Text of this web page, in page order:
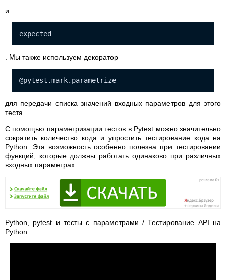
и
expected
. Мы также используем декоратор
@pytest.mark.parametrize
для передачи списка значений входных параметров для этого
теста.
С помощью параметризации тестов в Pytest можно значительно
сократить количество кода и упростить тестирование кода на
Python. Эта возможность особенно полезна при тестировании
функций, которые должны работать одинаково при различных
входных параметрах.
Python, pytest и тесты с параметрами / Тестирование API на
Python